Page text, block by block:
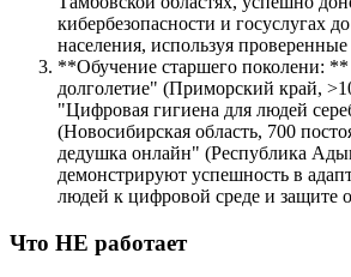
кибербезопасности и госуслугах
населения, используя
**Обучение старшего поколени:
долголетие" (Приморский край,
"Цифровая гигиена для людей
(Новосибирская область, 700
дедушка онлайн" (Республика
демонстрируют успешность в
людей к цифровой среде и защите
Что НЕ работает